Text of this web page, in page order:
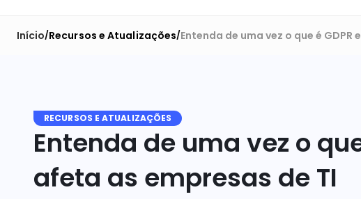
Início/Recursos e Atualizações/Entenda de uma vez o que é
RECURSOS E ATUALIZAÇÕES
Entenda de uma vez o
afeta as empresas de TI